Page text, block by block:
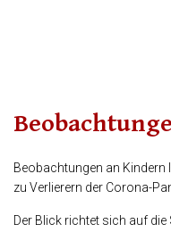
Beobachtungen an Kindern
zu Verlierern der Corona-
Der Blick richtet sich auf